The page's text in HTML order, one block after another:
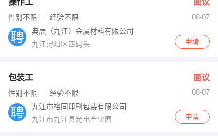
操作工 面议
性别不限 经验不限
08-07
典展（九江）金属材料有限公司
九江浔阳区四码头
申请
包装工 面议
性别不限 经验不限
08-07
九江市裕同印刷包装有限公司
九江市九江县光电产业园
申请